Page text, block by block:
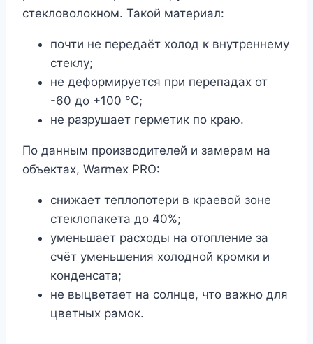
стекловолокном. Такой материал:
почти не передаёт холод к внутреннему
стеклу;
не деформируется при перепадах от
-60 до +100 °C;
не разрушает герметик по краю.
По данным производителей и замерам на
объектах, Warmex PRO:
снижает теплопотери в краевой зоне
стеклопакета до 40%;
уменьшает расходы на отопление за
счёт уменьшения холодной кромки и
конденсата;
не выцветает на солнце, что важно для
цветных рамок.